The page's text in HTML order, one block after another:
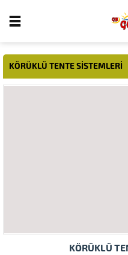
KÖRÜKLÜ TENTE SISTEMLERI
KÖRÜKLÜ